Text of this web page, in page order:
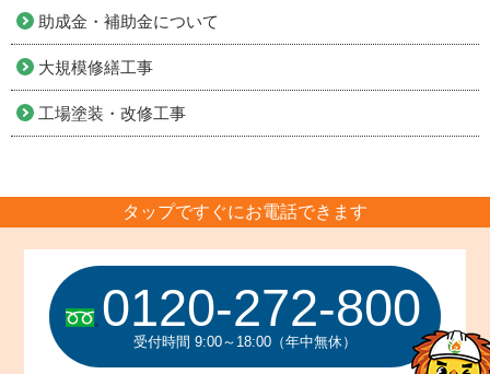
助成金・補助金について
大規模修繕工事
工場塗装・改修工事
タップですぐにお電話できます
0120-272-800
受付時間 9:00～18:00（年中無休）